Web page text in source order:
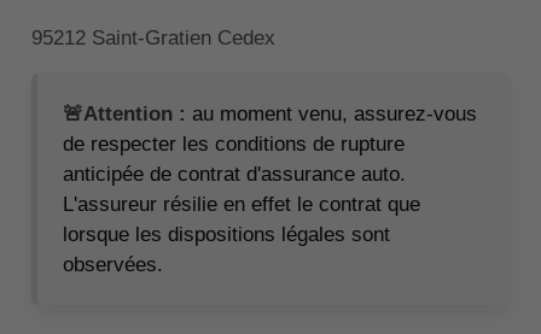
95212 Saint-Gratien Cedex
🚨Attention : au moment venu, assurez-vous
de respecter les conditions de rupture
anticipée de contrat d'assurance auto.
L'assureur résilie en effet le contrat que
lorsque les dispositions légales sont
observées.